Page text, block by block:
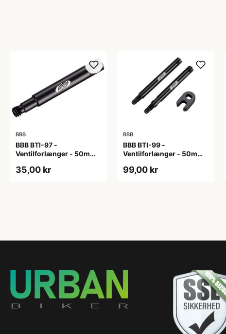
BBB
BBB BTI-97 -
Ventilforlænger - 50mm -
35,00 kr
BBB
BBB BTI-99 -
Ventilforlænger - 50mm -
Nøgle - Sort
99,00 kr